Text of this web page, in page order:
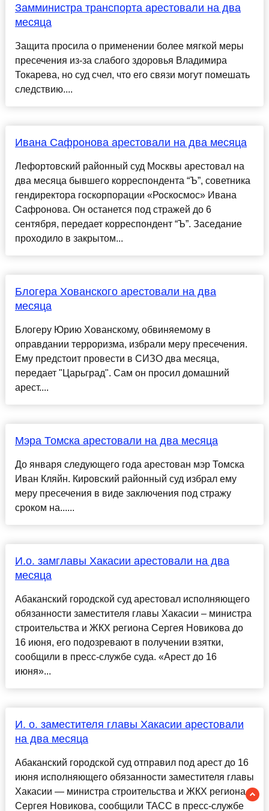
Замминистра транспорта арестовали на два
месяца
Защита просила о применении более мягкой меры
пресечения из-за слабого здоровья Владимира
Токарева, но суд счел, что его связи могут помешать
следствию....
Ивана Сафронова арестовали на два месяца
Лефортовский районный суд Москвы арестовал на
два месяца бывшего корреспондента “Ъ”, советника
гендиректора госкорпорации «Роскосмос» Ивана
Сафронова. Он останется под стражей до 6
сентября, передает корреспондент “Ъ”. Заседание
проходило в закрытом...
Блогера Хованского арестовали на два
месяца
Блогеру Юрию Хованскому, обвиняемому в
оправдании терроризма, избрали меру пресечения.
Ему предстоит провести в СИЗО два месяца,
передает "Царьград". Сам он просил домашний
арест....
Мэра Томска арестовали на два месяца
До января следующего года арестован мэр Томска
Иван Кляйн. Кировский районный суд избрал ему
меру пресечения в виде заключения под стражу
сроком на......
И.о. замглавы Хакасии арестовали на два
месяца
Абаканский городской суд арестовал исполняющего
обязанности заместителя главы Хакасии – министра
строительства и ЖКХ региона Сергея Новикова до
16 июня, его подозревают в получении взятки,
сообщили в пресс-службе суда. «Арест до 16
июня»...
И. о. заместителя главы Хакасии арестовали
на два месяца
Абаканский городской суд отправил под арест до 16
июня исполняющего обязанности заместителя главы
Хакасии — министра строительства и ЖКХ региона
Сергея Новикова, сообщили ТАСС в пресс-службе